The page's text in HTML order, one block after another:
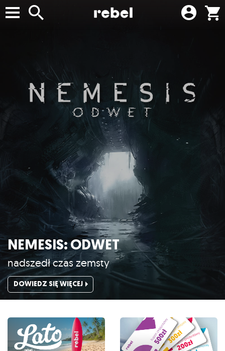
NEMESIS: ODWET
nadszedł czas zemsty
DOWIEDZ SIĘ WIĘCEJ